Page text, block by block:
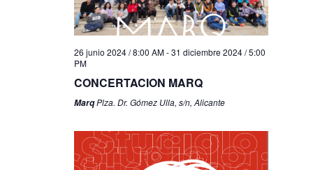
26 junio 2024 / 8:00 AM-31 diciembre 2024 / 5:00
PM
CONCERTACION MARQ
MarqPlza. Dr. Gómez Ulla, s/n, Alicante